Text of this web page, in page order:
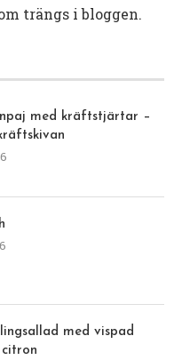
trängs i bloggen.
med kräftstjärtar –
med vispad